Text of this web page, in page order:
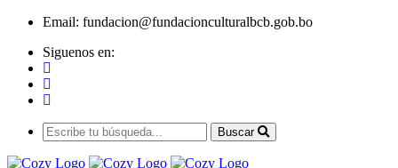
Email: fundacion@fundacionculturalbcb.gob.bo
Siguenos en:
Buscar